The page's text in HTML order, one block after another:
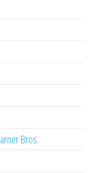
Bros.